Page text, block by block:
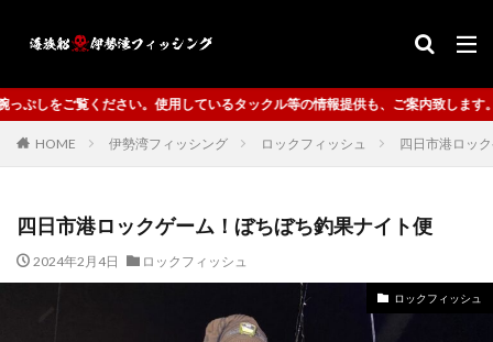
使用しているタックル等の情報提供も、ご案内致します。
HOME 伊勢湾フィッシング ロックフィッシュ 四日市港ロッ
四日市港ロックゲーム！ぼちぼち釣果ナイト便
2024年2月4日 ロックフィッシュ
ロックフィッシュ